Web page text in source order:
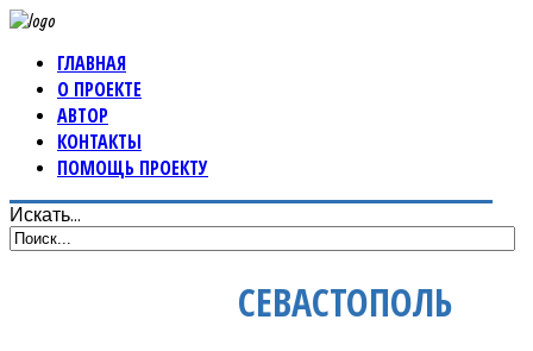
ГЛАВНАЯ
О ПРОЕКТЕ
АВТОР
КОНТАКТЫ
ПОМОЩЬ ПРОЕКТУ
Искать...
СЕВАСТОПОЛЬ